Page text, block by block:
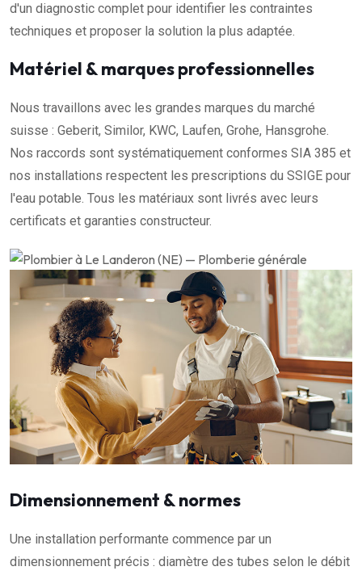
d'un diagnostic complet pour identifier les contraintes
techniques et proposer la solution la plus adaptée.
Matériel & marques professionnelles
Nous travaillons avec les grandes marques du marché
suisse : Geberit, Similor, KWC, Laufen, Grohe, Hansgrohe.
Nos raccords sont systématiquement conformes SIA 385 et
nos installations respectent les prescriptions du SSIGE pour
l'eau potable. Tous les matériaux sont livrés avec leurs
certificats et garanties constructeur.
Dimensionnement & normes
Une installation performante commence par un
dimensionnement précis : diamètre des tubes selon le débit